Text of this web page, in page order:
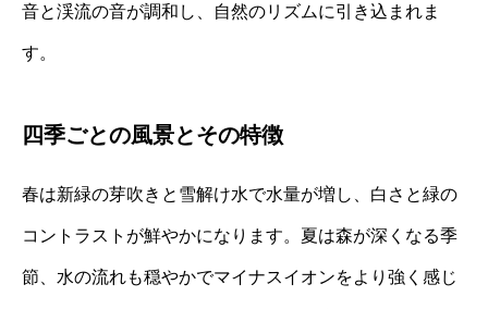
音と渓流の音が調和し、自然のリズムに引き込まれま
す。
四季ごとの風景とその特徴
春は新緑の芽吹きと雪解け水で水量が増し、白さと緑の
コントラストが鮮やかになります。夏は森が深くなる季
節、水の流れも穏やかでマイナスイオンをより強く感じ